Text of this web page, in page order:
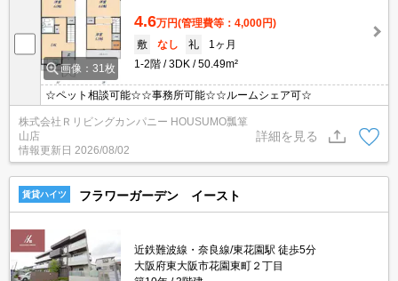
画像：31枚
4.6万円(管理費等：4,000円)
敷
なし 礼
1ヶ月
1-2階
3DK 50.49m²
☆ペット相談可能☆☆事務所可能☆☆ルームシェア可☆
株式会社Ｒリビングカンパニー HOUSUMO瓢箪
山店
情報更新日 2026/08/02
詳細を見る
賃貸ハイツ フラワーガーデン イースト
近鉄難波線・奈良線/東花園駅 徒歩5分
大阪府東大阪市花園東町２丁目